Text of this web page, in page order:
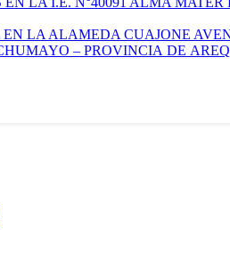
LA ALAMEDA CUAJONE
– PROVINCIA DE